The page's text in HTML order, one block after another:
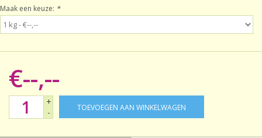
Laatste kans!
Maak een keuze: *
€--,--
+
-
TOEVOEGEN AAN WINKELWAGEN